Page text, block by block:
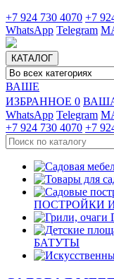
+7 924 730 4070 +7
WhatsApp Telegram
КАТАЛОГ
ВАШЕ
ИЗБРАННОЕ 0
WhatsApp Telegram
+7 924 730 4070 +7
ПОСТРОЙКИ
БАТУТЫ